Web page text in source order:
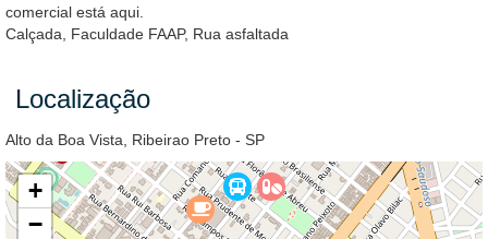
comercial está aqui.
Calçada, Faculdade FAAP, Rua asfaltada
Localização
Alto da Boa Vista, Ribeirao Preto - SP
+
−